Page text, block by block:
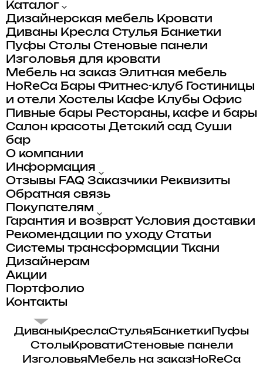
Каталог
Дизайнерская мебель Кровати
Диваны Кресла Стулья Банкетки
Пуфы Столы Стеновые панели
Изголовья для кровати
Мебель на заказ Элитная мебель
HoReCa Бары Фитнес-клуб
Гостиницы
и отели Хостелы Кафе Клубы Офис
Пивные бары Рестораны, кафе и бары
Салон красоты Детский сад Суши
бар
О компании
Информация
Отзывы FAQ Заказчики Реквизиты
Обратная связь
Покупателям
Гарантия и возврат Условия доставки
Рекомендации по уходу Статьи
Системы трансформации
Ткани
Дизайнерам
Акции
Портфолио
Контакты
ДиваныКреслаСтульяБанкеткиПуфы
СтолыКроватиСтеновые панели
Изголовья Мебель на заказHoReCa